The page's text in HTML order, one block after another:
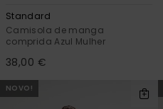
Standard
Camisola de manga
comprida Azul Mulher
38,00 €
NOVO!